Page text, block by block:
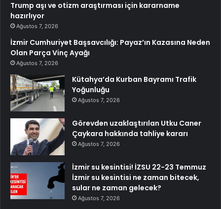
Trump aşı ve otizm araştırması için kararname
hazırlıyor
Ağustos 7, 2026
İzmir Cumhuriyet Başsavcılığı: Payaz’ın Kazasına Neden
Olan Parça Vinç Ayağı
Ağustos 7, 2026
Kütahya’da Kurban Bayramı Trafik
Yoğunluğu
Ağustos 7, 2026
Görevden uzaklaştırılan Utku Caner
Çaykara hakkında tahliye kararı
Ağustos 7, 2026
İzmir su kesintisi! İZSU 22-23 Temmuz
İzmir su kesintisi ne zaman bitecek,
sular ne zaman gelecek?
Ağustos 7, 2026